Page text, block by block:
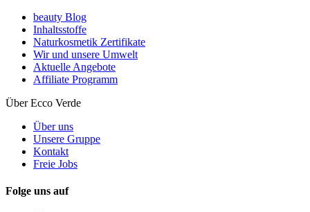
beauty Blog
Inhaltsstoffe
Naturkosmetik Zertifikate
Wir und unsere Umwelt
Aktuelle Angebote
Affiliate Programm
Über Ecco Verde
Über uns
Unsere Gruppe
Kontakt
Freie Jobs
Folge uns auf